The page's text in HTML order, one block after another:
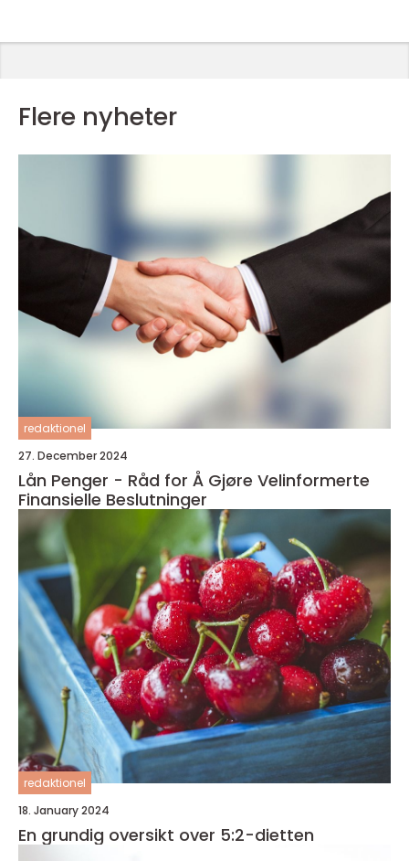
Flere nyheter
redaktionel
27. December 2024
Lån Penger - Råd for Å Gjøre Velinformerte
Finansielle Beslutninger
redaktionel
18. January 2024
En grundig oversikt over 5:2-dietten